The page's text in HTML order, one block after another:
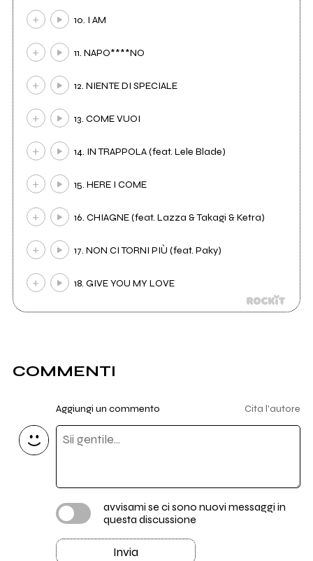
10. I AM
11. NAPO****NO
12. NIENTE DI SPECIALE
13. COME VUOI
14. IN TRAPPOLA (feat. Lele Blade)
15. HERE I COME
16. CHIAGNE (feat. Lazza & Takagi & Ketra)
17. NON CI TORNI PIÙ (feat. Paky)
18. GIVE YOU MY LOVE
COMMENTI
Aggiungi un commento Cita l'autore
avvisami se ci sono nuovi messaggi in
questa discussione
Invia